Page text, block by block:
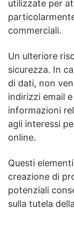
utilizzate per
commerciali.
Un ulteriore
sicurezza. In
di dati, non
indirizzi email
informazioni
agli interessi
online.
Questi
creazione di
potenziali
sulla tutela